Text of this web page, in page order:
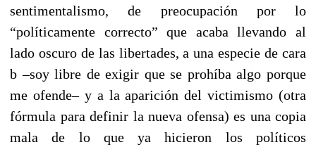
sentimentalismo, de preocupación por lo
“políticamente correcto” que acaba llevando al
lado oscuro de las libertades, a una especie de cara
b –soy libre de exigir que se prohíba algo porque
me ofende– y a la aparición del victimismo (otra
fórmula para definir la nueva ofensa) es una copia
mala de lo que ya hicieron los políticos